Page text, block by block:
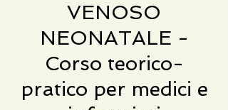
VENOSO
NEONATALE -
Corso teorico-
pratico per medici e